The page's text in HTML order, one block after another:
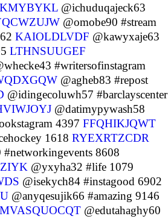
@ichuduqajeck63
@omobe90 #stream
KAIOLDLVDF @kawyxaje63
LTHNSUUGEF
#writersofinstagram
@agheb83 #repost
@idingecoluwh57 #barclayscenter
@datimypywash58
4397 FFQHIKJQWT
1618 RYEXRTZCDR
#networkingevents 8608
@yxyha32 #life 1079
@isekych84 #instagood 6902
@anyqesujik66 #amazing 9146
MVASQUOCQT @edutahaghy60